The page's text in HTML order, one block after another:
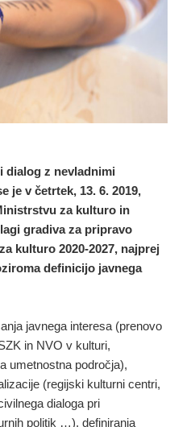
dialog z nevladnimi
je v četrtek, 13. 6. 2019,
za kulturo in
gradiva za pripravo
kulturo 2020-2027, najprej
definicijo javnega
javnega interesa (prenovo
in NVO v kulturi,
umetnostna področja),
(regijski kulturni centri,
dialoga pri
politik …), definiranja